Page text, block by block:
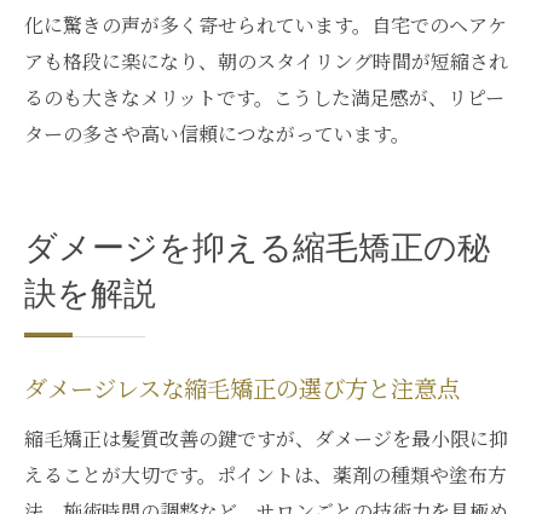
化に驚きの声が多く寄せられています。自宅でのヘアケ
アも格段に楽になり、朝のスタイリング時間が短縮され
るのも大きなメリットです。こうした満足感が、リピー
ターの多さや高い信頼につながっています。
ダメージを抑える縮毛矯正の秘
訣を解説
ダメージレスな縮毛矯正の選び方と注意点
縮毛矯正は髪質改善の鍵ですが、ダメージを最小限に抑
えることが大切です。ポイントは、薬剤の種類や塗布方